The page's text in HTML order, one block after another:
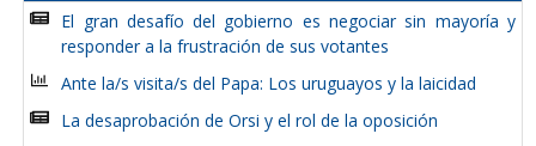
El gran desafío del gobierno es negociar sin mayoría y
responder a la frustración de sus votantes
Ante la/s visita/s del Papa: Los uruguayos y la laicidad
La desaprobación de Orsi y el rol de la oposición